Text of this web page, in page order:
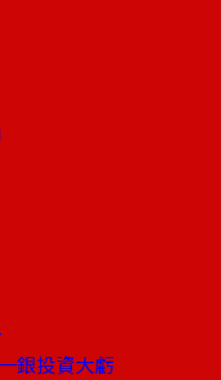
銀投資大虧